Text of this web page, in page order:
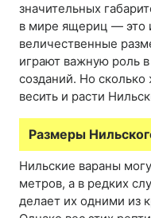
значительных
в мире ящериц — это
величественные
играют важную роль
созданий. Но
весить и расти
Размеры
Нильские вараны
метров, а в редких
делает их одними из